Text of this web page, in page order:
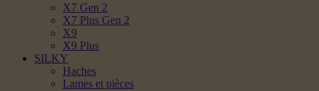
X7 Gen 2
X7 Plus Gen 2
X9
X9 Plus
SILKY
Haches
Lames et pièces